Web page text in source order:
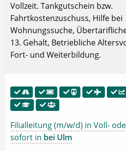
Vollzeit. Tankgutschein bzw.
Fahrtkostenzuschuss, Hilfe bei
Wohnungssuche,
13. Gehalt, Betriebliche
Fort- und Weiterbildung.
Filialleitung (m/w/d) in Voll-
sofort in bei Ulm